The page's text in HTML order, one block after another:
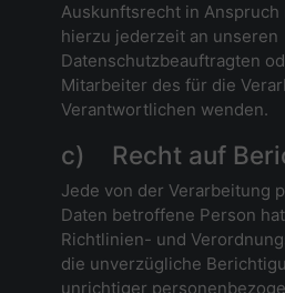
Auskunftsrecht in Anspruch
hierzu jederzeit an unseren
Datenschutzbeauftragten
Mitarbeiter des für die
Verantwortlichen wenden.
c) Recht auf
Jede von der Verarbeitung
Daten betroffene Person
Richtlinien- und
die unverzügliche
unrichtiger